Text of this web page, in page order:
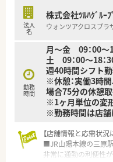
張りがしっかりと収
■広域勤務が可能な
なしで住居を確保で
法人
名
株式会社ﾂﾙﾊｸﾞﾙｰ
ウォンツアクロスプラ
勤務
時間
月～金 09：00～
土 09：00～18：
週40時間シフト
※休憩：実働3時
場合75分の休憩
※1ヶ月単位の変
※勤務時間は店舗
【店舗情報と応需状況
■JR山陽本線の三原
非常に通勤の利便性